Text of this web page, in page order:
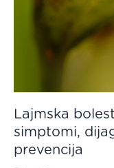
Lajmska
simptomi,
prevencija